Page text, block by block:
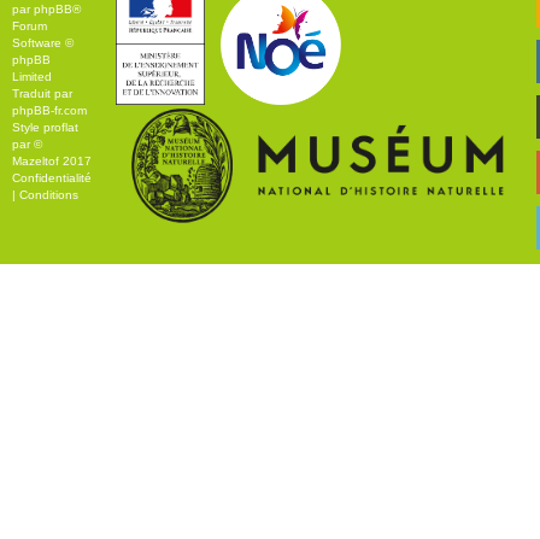
parphpBB®
Forum
Software ©
phpBB
Limited
Traduit par
phpBB-fr.com
Style proflat
par ©
Mazeltof 2017
Confidentialité
| Conditions